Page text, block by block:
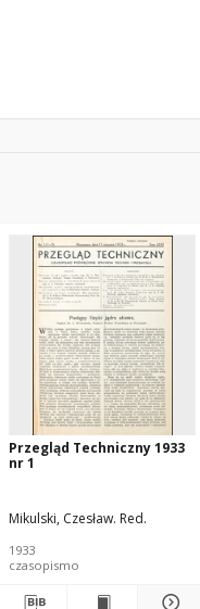
Przegląd Techniczny 1933
nr 1
Mikulski, Czesław. Red.
1933
czasopismo